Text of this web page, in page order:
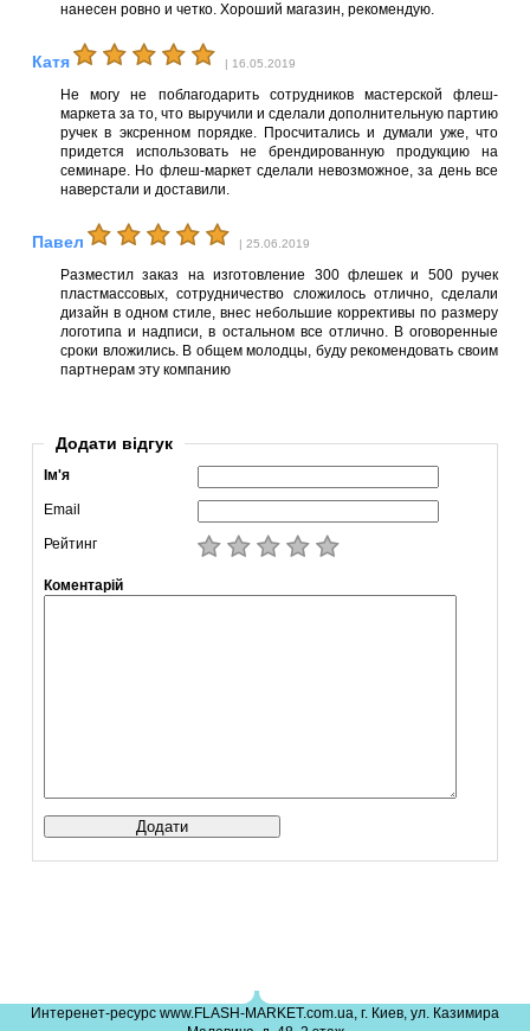
нанесен ровно и четко. Хороший магазин, рекомендую.
Катя | 16.05.2019
Не могу не поблагодарить сотрудников мастерской флеш-
маркета за то, что выручили и сделали дополнительную партию
ручек в эксренном порядке. Просчитались и думали уже, что
придется использовать не брендированную продукцию на
семинаре. Но флеш-маркет сделали невозможное, за день все
наверстали и доставили.
Павел | 25.06.2019
Разместил заказ на изготовление 300 флешек и 500 ручек
пластмассовых, сотрудничество сложилось отлично, сделали
дизайн в одном стиле, внес небольшие коррективы по размеру
логотипа и надписи, в остальном все отлично. В оговоренные
сроки вложились. В общем молодцы, буду рекомендовать своим
партнерам эту компанию
Додати відгук
Ім'я
Email
Рейтинг
Коментарій
Интеренет-ресурс www.FLASH-MARKET.com.ua, г. Киев, ул. Казимира